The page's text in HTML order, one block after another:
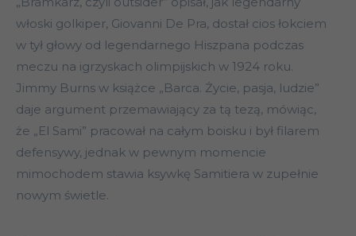
włoski golkiper, Giovanni De Pra, dostał cios łokciem
w tył głowy od legendarnego Hiszpana podczas
meczu na igrzyskach olimpijskich w 1924 roku.
Jimmy Burns w książce „Barca. Życie, pasja, ludzie”
daje argument przemawiający za tą tezą, mówiąc,
że „El Sami” pracował na całym boisku i był filarem
defensywy, jednak w pewnym momencie
mimochodem stawia ksywkę Samitiera w zupełnie
nowym świetle.